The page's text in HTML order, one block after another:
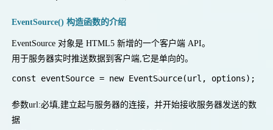
EventSource() 构造函数的介绍
EventSource 对象是 HTML5 新增的一个客户端 API。
用于服务器实时推送数据到客户端,它是单向的。
参数url:必填,建立起与服务器的连接，并开始接收服务器发送的数
据
❉